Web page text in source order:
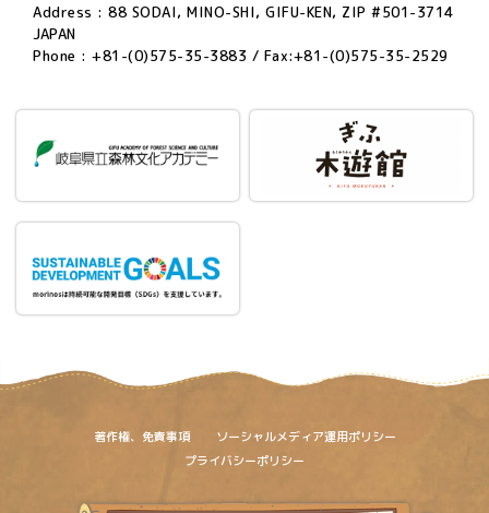
Address : 88 SODAI, MINO-SHI, GIFU-KEN, ZIP #501-3714
JAPAN
Phone : +81-(0)575-35-3883 / Fax:+81-(0)575-35-2529
著作権、免責事項
ソーシャルメディア運用ポリシー
プライバシーポリシー